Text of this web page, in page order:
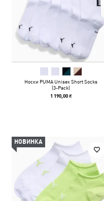
Носки PUMA Unisex Short Socks
(3-Pack)
1 190,00 ₴
НОВИНКА